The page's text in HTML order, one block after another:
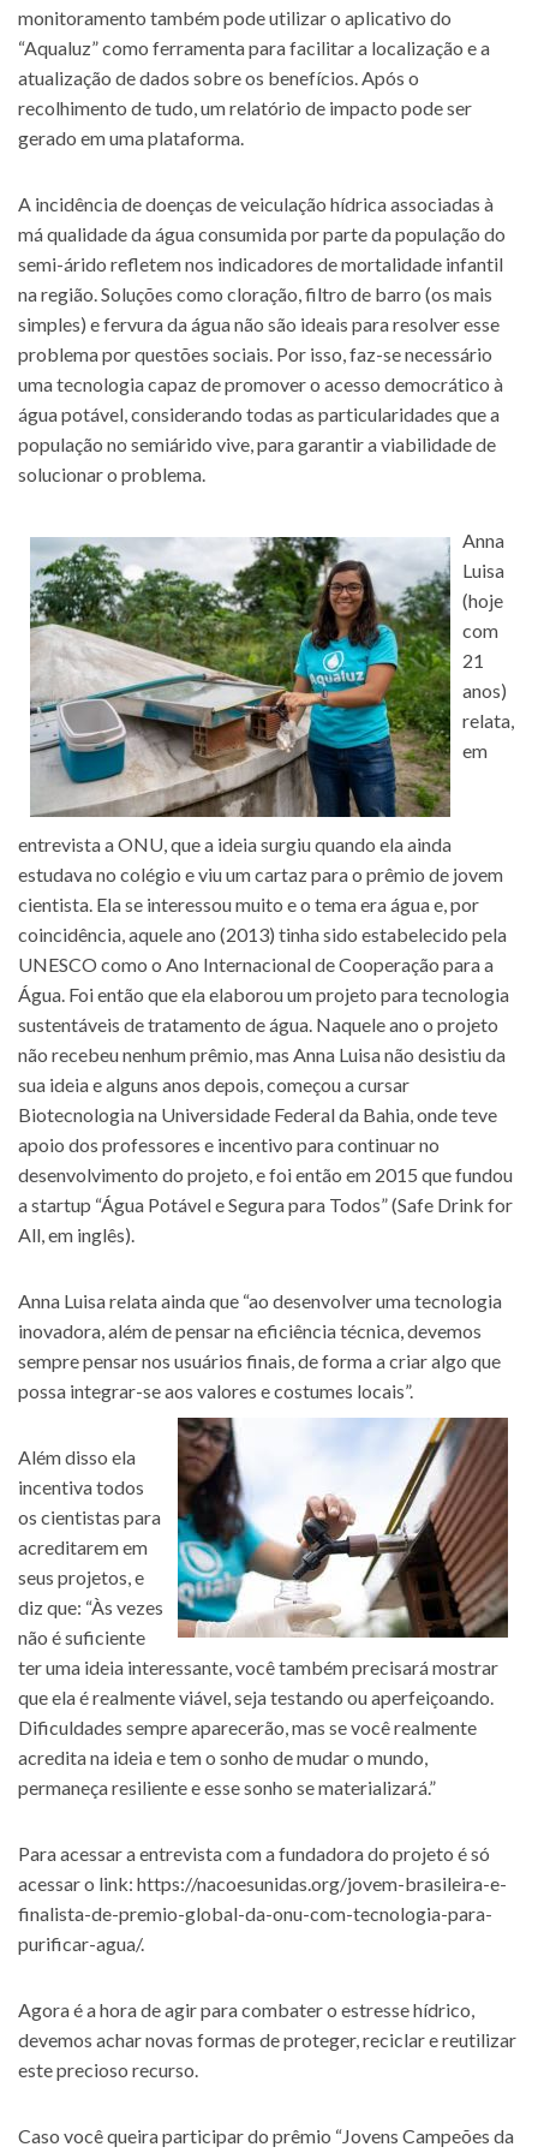
monitoramento também pode utilizar o aplicativo do
“Aqualuz” como ferramenta para facilitar a localização e a
atualização de dados sobre os benefícios. Após o
recolhimento de tudo, um relatório de impacto pode ser
gerado em uma plataforma.
A incidência de doenças de veiculação hídrica associadas à
má qualidade da água consumida por parte da população do
semi-árido refletem nos indicadores de mortalidade infantil
na região. Soluções como cloração, filtro de barro (os mais
simples) e fervura da água não são ideais para resolver esse
problema por questões sociais. Por isso, faz-se necessário
uma tecnologia capaz de promover o acesso democrático à
água potável, considerando todas as particularidades que a
população no semiárido vive, para garantir a viabilidade de
solucionar o problema.
Anna
Luisa
(hoje
com
21
anos)
relata,
em
entrevista a ONU, que a ideia surgiu quando ela ainda
estudava no colégio e viu um cartaz para o prêmio de jovem
cientista. Ela se interessou muito e o tema era água e, por
coincidência, aquele ano (2013) tinha sido estabelecido pela
UNESCO como o Ano Internacional de Cooperação para a
Água. Foi então que ela elaborou um projeto para tecnologia
sustentáveis de tratamento de água. Naquele ano o projeto
não recebeu nenhum prêmio, mas Anna Luisa não desistiu da
sua ideia e alguns anos depois, começou a cursar
Biotecnologia na Universidade Federal da Bahia, onde teve
apoio dos professores e incentivo para continuar no
desenvolvimento do projeto, e foi então em 2015 que fundou
a startup “Água Potável e Segura para Todos” (Safe Drink for
All, em inglês).
Anna Luisa relata ainda que “ao desenvolver uma tecnologia
inovadora, além de pensar na eficiência técnica, devemos
sempre pensar nos usuários finais, de forma a criar algo que
possa integrar-se aos valores e costumes locais”.
Além disso ela
incentiva todos
os cientistas para
acreditarem em
seus projetos, e
diz que: “Às vezes
não é suficiente
ter uma ideia interessante, você também precisará mostrar
que ela é realmente viável, seja testando ou aperfeiçoando.
Dificuldades sempre aparecerão, mas se você realmente
acredita na ideia e tem o sonho de mudar o mundo,
permaneça resiliente e esse sonho se materializará.”
Para acessar a entrevista com a fundadora do projeto é só
acessar o link: https://nacoesunidas.org/jovem-brasileira-e-
finalista-de-premio-global-da-onu-com-tecnologia-para-
purificar-agua/.
Agora é a hora de agir para combater o estresse hídrico,
devemos achar novas formas de proteger, reciclar e reutilizar
este precioso recurso.
Caso você queira participar do prêmio “Jovens Campeões da